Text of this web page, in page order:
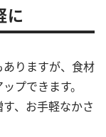
に
りますが、食材
プできます。
、お手軽なかさ